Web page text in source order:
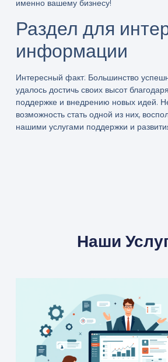
именно вашему бизнесу!
Раздел для
информации
Интересный факт: Большинство
удалось достичь своих высот
поддержке и внедрению новых идей.
возможность стать одной из них,
нашими услугами поддержки и
Наши